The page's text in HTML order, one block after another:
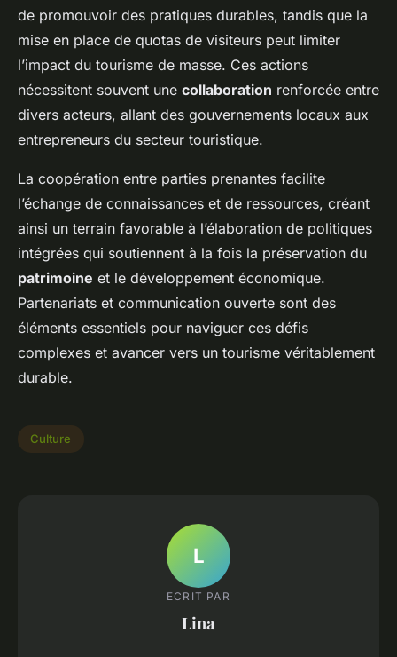
de promouvoir des pratiques durables, tandis que la
mise en place de quotas de visiteurs peut limiter
l’impact du tourisme de masse. Ces actions
nécessitent souvent une collaboration renforcée entre
divers acteurs, allant des gouvernements locaux aux
entrepreneurs du secteur touristique.
La coopération entre parties prenantes facilite
l’échange de connaissances et de ressources, créant
ainsi un terrain favorable à l’élaboration de politiques
intégrées qui soutiennent à la fois la préservation du
patrimoine et le développement économique.
Partenariats et communication ouverte sont des
éléments essentiels pour naviguer ces défis
complexes et avancer vers un tourisme véritablement
durable.
Culture
L
ECRIT PAR
Lina